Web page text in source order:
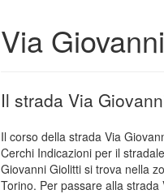
Via
Il strada Via
Il corso della strada Via
Cerchi Indicazioni per il
Giovanni Giolitti si trova nella
Torino. Per passare alla